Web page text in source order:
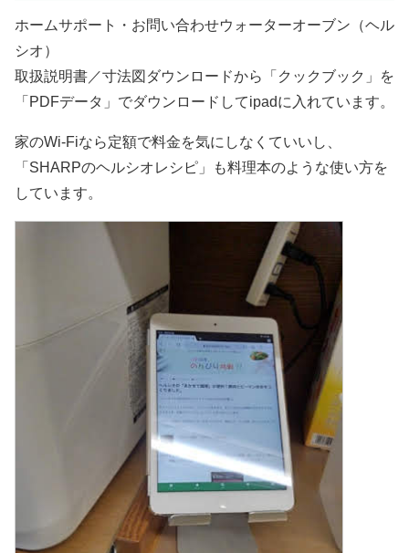
ホームサポート・お問い合わせウォーターオーブン（ヘル
シオ）
取扱説明書／寸法図ダウンロードから「クックブック」を
「PDFデータ」でダウンロードしてipadに入れています。
家のWi-Fiなら定額で料金を気にしなくていいし、
「SHARPのヘルシオレシピ」も料理本のような使い方を
しています。